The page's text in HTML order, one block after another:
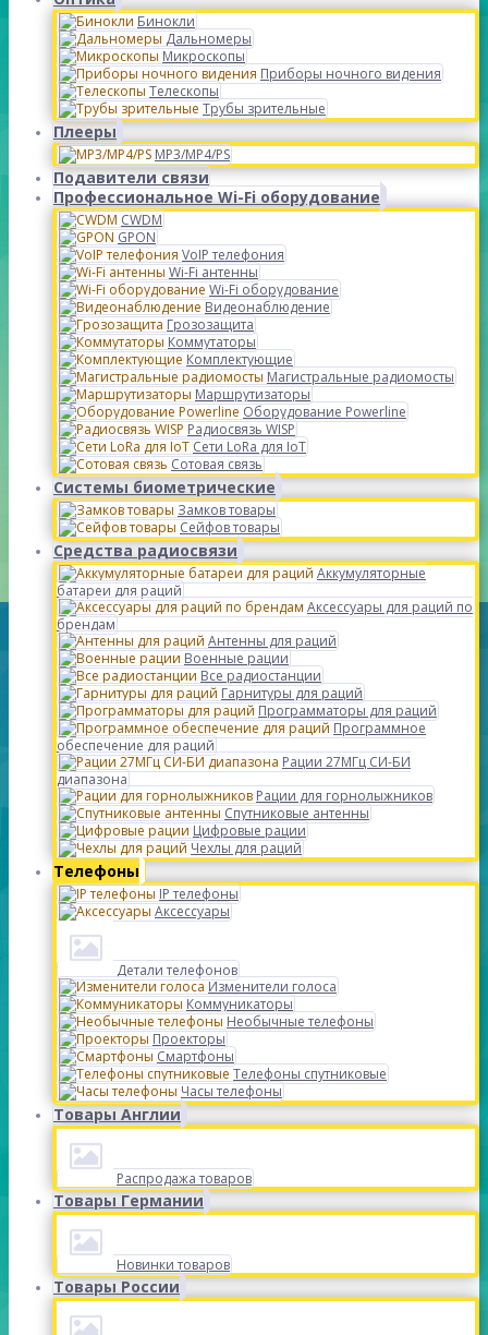
Бинокли
Дальномеры
Микроскопы
Приборы ночного видения
Телескопы
Трубы зрительные
Плееры
MP3/MP4/PS
Подавители связи
Профессиональное Wi-Fi оборудование
CWDM
GPON
VoIP телефония
Wi-Fi антенны
Wi-Fi оборудование
Видеонаблюдение
Грозозащита
Коммутаторы
Комплектующие
Магистральные радиомосты
Маршрутизаторы
Оборудование Powerline
Радиосвязь WISP
Сети LoRa для IoT
Сотовая связь
Системы биометрические
Замков товары
Сейфов товары
Средства радиосвязи
Аккумуляторные
батареи для раций
Аксессуары для раций по
брендам
Антенны для раций
Военные рации
Все радиостанции
Гарнитуры для раций
Программаторы для раций
Программное
обеспечение для раций
Рации 27МГц СИ-БИ
диапазона
Рации для горнолыжников
Спутниковые антенны
Цифровые рации
Чехлы для раций
Телефоны
IP телефоны
Аксессуары
Детали телефонов
Изменители голоса
Коммуникаторы
Необычные телефоны
Проекторы
Смартфоны
Телефоны спутниковые
Часы телефоны
Товары Англии
Распродажа товаров
Товары Германии
Новинки товаров
Товары России